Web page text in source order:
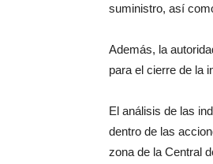
suministro, así
Además, la
para el cierre de la
El análisis de las
dentro de las
zona de la Central